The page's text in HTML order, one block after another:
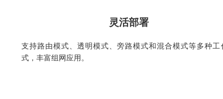
灵活部署
支持路由模式、透明模式、旁路模式和混合模式等多种工
式，丰富组网应用。